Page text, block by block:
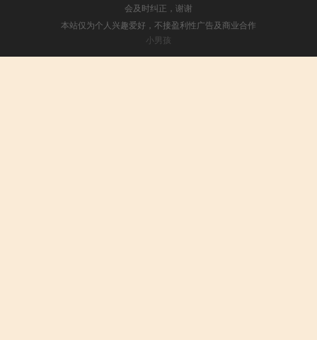
会及时纠正，谢谢
本站仅为个人兴趣爱好，不接盈利性广告及商业合作
小男孩